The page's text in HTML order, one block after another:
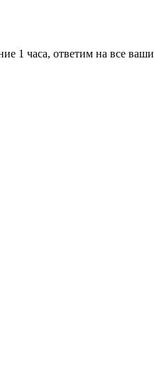
1 часа, ответим на все ваши